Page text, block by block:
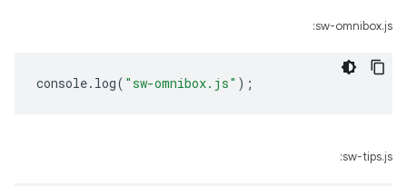
sw-omnibox.js:
console. log( "sw-omnibox.js" );
sw-tips.js: